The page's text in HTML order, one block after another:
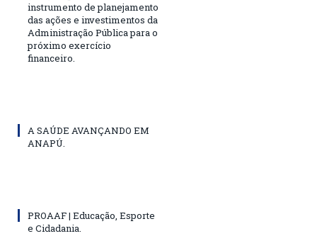
instrumento de planejamento
das ações e investimentos da
Administração Pública para o
próximo exercício
financeiro.
A SAÚDE AVANÇANDO EM
ANAPÚ.
PROAAF | Educação, Esporte
e Cidadania.